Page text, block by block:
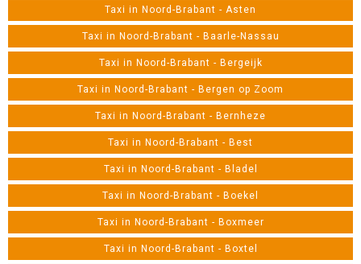
Taxi in Noord-Brabant - Asten
Taxi in Noord-Brabant - Baarle-Nassau
Taxi in Noord-Brabant - Bergeijk
Taxi in Noord-Brabant - Bergen op Zoom
Taxi in Noord-Brabant - Bernheze
Taxi in Noord-Brabant - Best
Taxi in Noord-Brabant - Bladel
Taxi in Noord-Brabant - Boekel
Taxi in Noord-Brabant - Boxmeer
Taxi in Noord-Brabant - Boxtel